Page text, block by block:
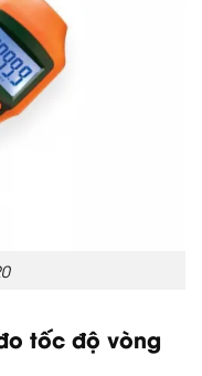
tốc độ vòng